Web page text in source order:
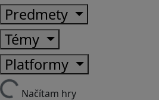
Predmety
Témy
Platformy
Načítam hry